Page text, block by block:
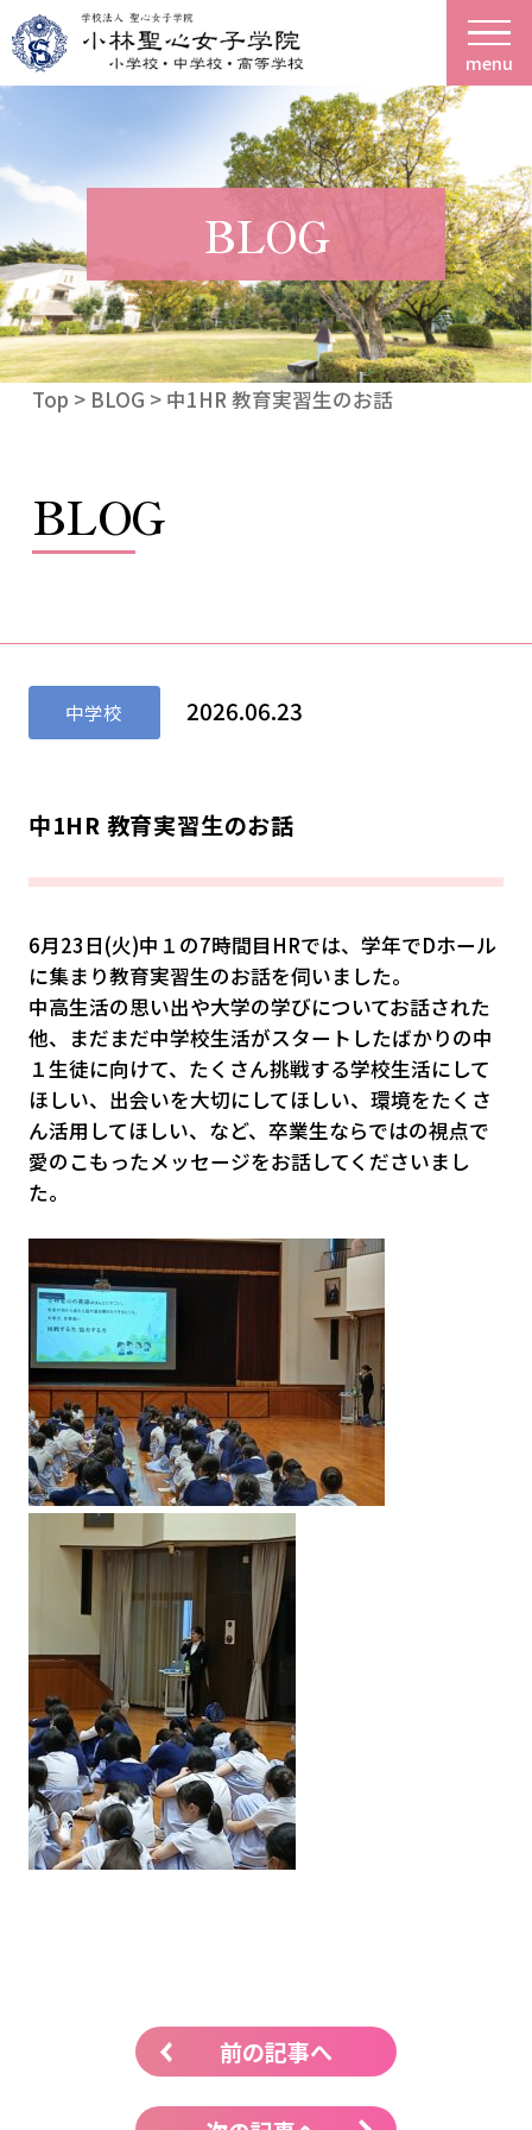
menu
BLOG
Top > BLOG > 中1HR 教育実習生のお話
BLOG
中学校 2026.06.23
中1HR 教育実習生のお話
6月23日(火)中１の7時間目HRでは、学年でDホール
に集まり教育実習生のお話を伺いました。
中高生活の思い出や大学の学びについてお話された
他、まだまだ中学校生活がスタートしたばかりの中
１生徒に向けて、たくさん挑戦する学校生活にして
ほしい、出会いを大切にしてほしい、環境をたくさ
ん活用してほしい、など、卒業生ならではの視点で
愛のこもったメッセージをお話してくださいまし
た。
前の記事へ